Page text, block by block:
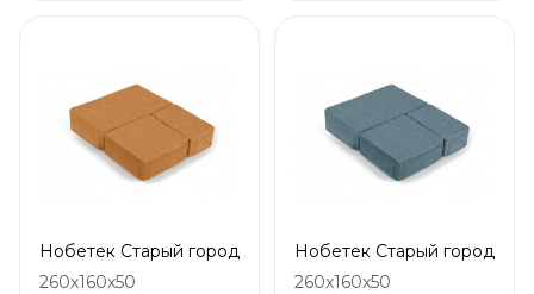
Нобетек Старый город
260x160x50
Нобетек Старый город
260x160x50